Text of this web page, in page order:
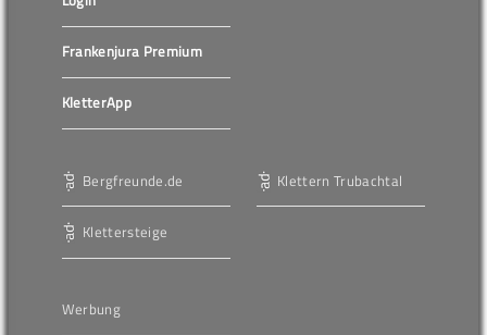
Frankenjura Premium
KletterApp
Bergfreunde.de
Klettersteige
Klettern Trubachtal
Werbung